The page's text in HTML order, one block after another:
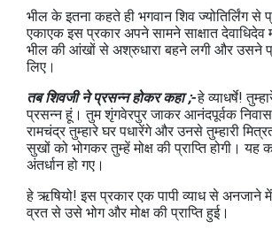
भील के इतना कहते ही भगवान शिव ज्योतिर्लिंग से
एकाएक इस प्रकार अपने सामने साक्षात
भील की आंखों से अश्रुधारा बहने लगी और उसने
लिए।
तब शिवजी ने प्रसन्न होकर कहा ;-हे व्याधर्षे!
प्रसन्न हूं। तुम शृंगवेरपुर जाकर आनंदपूर्वक
रामचंद्र तुम्हारे घर पधारेंगे और उनसे तुम्हारी
सुखों को भोगकर तुम्हें मोक्ष की प्राप्ति होगी।
अंतर्धान हो गए।
हे ऋषियो! इस प्रकार एक पापी व्याध से अनजाने में
व्रत से उसे भोग और मोक्ष की प्राप्ति हुई।